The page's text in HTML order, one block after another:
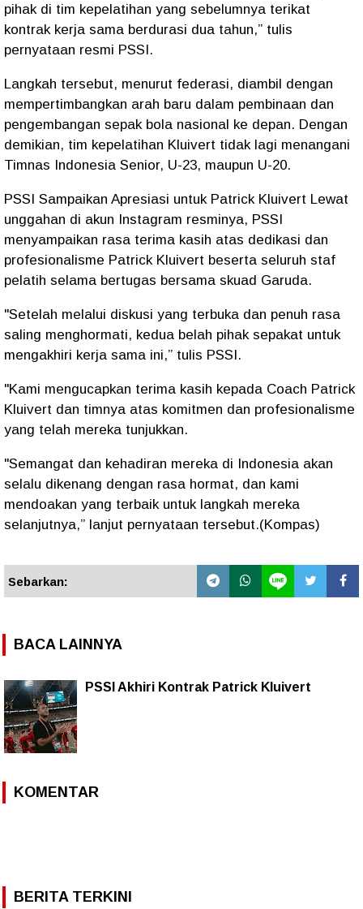
pihak di tim kepelatihan yang sebelumnya terikat
kontrak kerja sama berdurasi dua tahun,” tulis
pernyataan resmi PSSI.
Langkah tersebut, menurut federasi, diambil dengan
mempertimbangkan arah baru dalam pembinaan dan
pengembangan sepak bola nasional ke depan. Dengan
demikian, tim kepelatihan Kluivert tidak lagi menangani
Timnas Indonesia Senior, U-23, maupun U-20.
PSSI Sampaikan Apresiasi untuk Patrick Kluivert Lewat
unggahan di akun Instagram resminya, PSSI
menyampaikan rasa terima kasih atas dedikasi dan
profesionalisme Patrick Kluivert beserta seluruh staf
pelatih selama bertugas bersama skuad Garuda.
"Setelah melalui diskusi yang terbuka dan penuh rasa
saling menghormati, kedua belah pihak sepakat untuk
mengakhiri kerja sama ini,” tulis PSSI.
"Kami mengucapkan terima kasih kepada Coach Patrick
Kluivert dan timnya atas komitmen dan profesionalisme
yang telah mereka tunjukkan.
"Semangat dan kehadiran mereka di Indonesia akan
selalu dikenang dengan rasa hormat, dan kami
mendoakan yang terbaik untuk langkah mereka
selanjutnya,” lanjut pernyataan tersebut.(Kompas)
Sebarkan:
BACA LAINNYA
PSSI Akhiri Kontrak Patrick Kluivert
KOMENTAR
BERITA TERKINI